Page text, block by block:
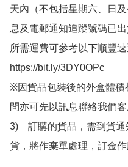
天內（不包括星期六、日
息及電郵通知追蹤號碼已出
所需運費可參考以下順豐速
https://bit.ly/3DY0OPc
※因貨品包裝後的外盒體積
問亦可先以訊息聯絡我們
3)　訂購的貨品，需到貨
貨，將作棄單處理，訂金